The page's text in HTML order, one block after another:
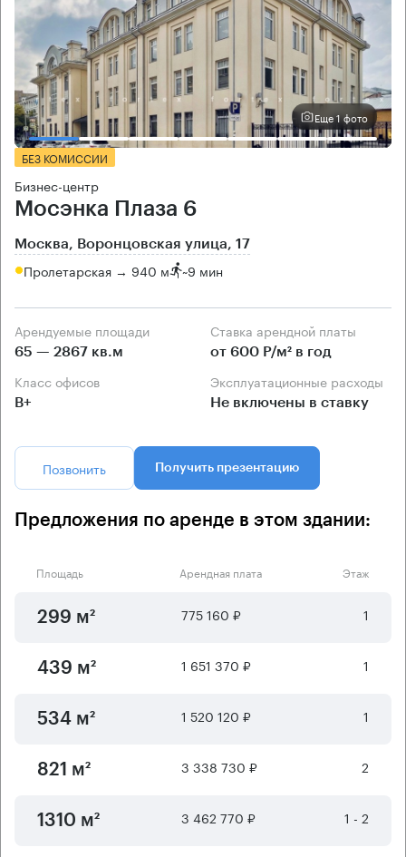
Еще 1 фото
БЕЗ КОМИССИИ
Бизнес-центр
Мосэнка Плаза 6
Москва, Воронцовская улица, 17
Пролетарская → 940 м ~9 мин
Арендуемые площади
65 — 2867 кв.м
Ставка арендной платы
от 600 Р/м² в год
Класс офисов
B+
Эксплуатационные расходы
Не включены в ставку
Позвонить Получить презентацию
Предложения по аренде в этом здании:
Площадь Арендная плата Этаж
299 м² 775 160 ₽ 1
439 м² 1 651 370 ₽ 1
534 м² 1 520 120 ₽ 1
821 м² 3 338 730 ₽ 2
1310 м² 3 462 770 ₽ 1 - 2